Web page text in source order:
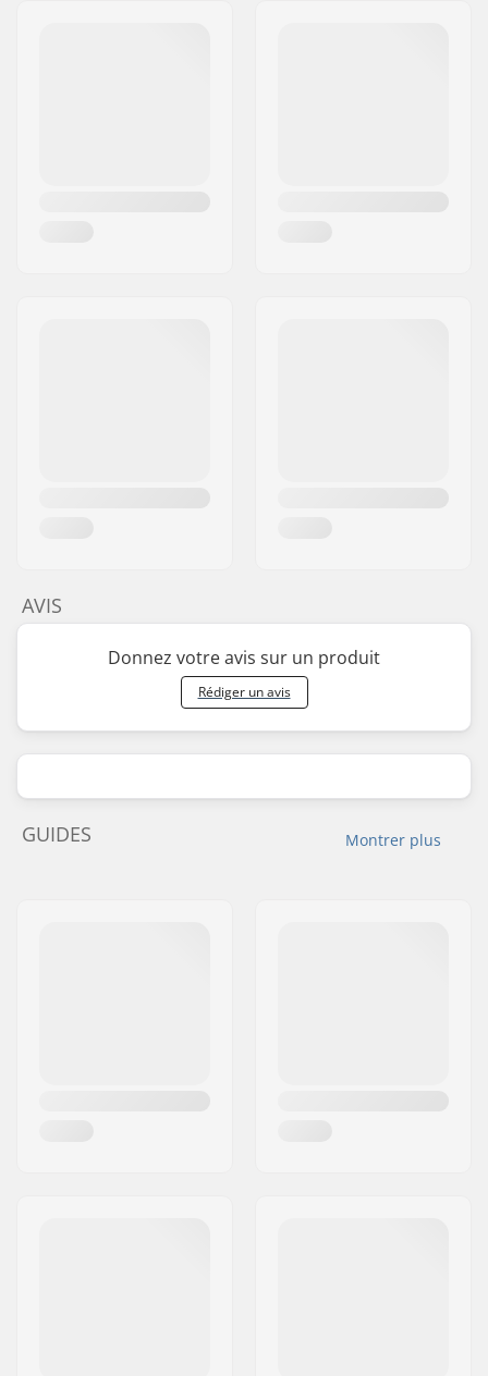
AVIS
Donnez votre avis sur un produit
Rédiger un avis
Montrer plus
GUIDES